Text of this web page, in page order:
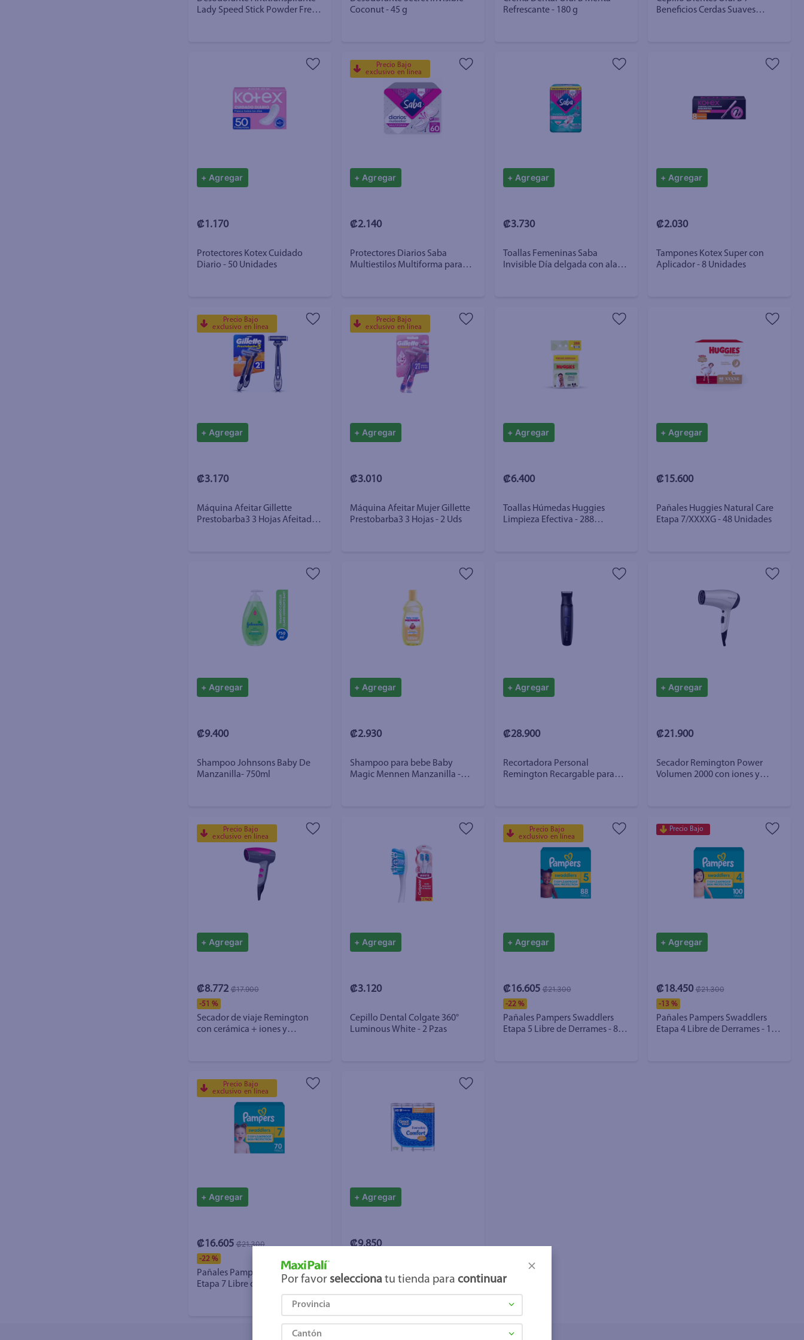
Lady Speed Stick Powder Fresh
Coconut - 45 g
Refrescante - 180 g
Beneficios Cerdas Suaves
+ Agregar
₡1.170
Protectores Kotex Cuidado
Diario - 50 Unidades
Precio Bajo
exclusivo en línea
+ Agregar
₡2.140
Protectores Diarios Saba
Multiestilos Multiforma para
+ Agregar
₡3.730
Toallas Femeninas Saba
Invisible Día delgada con alas
+ Agregar
₡2.030
Tampones Kotex Super con
Aplicador - 8 Unidades
Precio Bajo
exclusivo en línea
+ Agregar
₡3.170
Máquina Afeitar Gillette
Prestobarba3 3 Hojas Afeitada
Precio Bajo
exclusivo en línea
+ Agregar
₡3.010
Máquina Afeitar Mujer Gillette
Prestobarba3 3 Hojas - 2 Uds
+ Agregar
₡6.400
Toallas Húmedas Huggies
Limpieza Efectiva - 288
+ Agregar
₡15.600
Pañales Huggies Natural Care
Etapa 7/XXXXG - 48 Unidades
+ Agregar
₡9.400
Shampoo Johnsons Baby De
Manzanilla- 750ml
+ Agregar
₡2.930
Shampoo para bebe Baby
Magic Mennen Manzanilla -
+ Agregar
₡28.900
Recortadora Personal
Remington Recargable para
+ Agregar
₡21.900
Secador Remington Power
Volumen 2000 con iones y
Precio Bajo
exclusivo en línea
+ Agregar
₡17.900
₡8.772
-51 %
Secador de viaje Remington
con cerámica + iones y
+ Agregar
₡3.120
Cepillo Dental Colgate 360°
Luminous White - 2 Pzas
Precio Bajo
exclusivo en línea
+ Agregar
₡21.300
₡16.605
-22 %
Pañales Pampers Swaddlers
Etapa 5 Libre de Derrames - 88
Precio Bajo
+ Agregar
₡21.300
₡18.450
-13 %
Pañales Pampers Swaddlers
Etapa 4 Libre de Derrames - 100
Precio Bajo
exclusivo en línea
+ Agregar
₡21.300
₡16.605
-22 %
Pañales Pampers Swaddlers
Etapa 7 Libre de Derrames - 70
+ Agregar
₡9.850
Papel Higiénico Great Value 2
PLY - 40 Rollos
Por favor selecciona tu tienda para continuar
Provincia
Cantón